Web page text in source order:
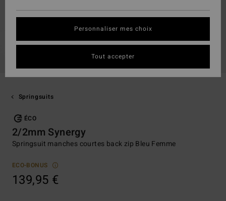
Springsuits
ÉCO
2/2mm Synergy
Springsuit manches courtes back zip Bleu Femme
ECO-BONUS
139,95 €
Personnaliser mes choix
Tout accepter